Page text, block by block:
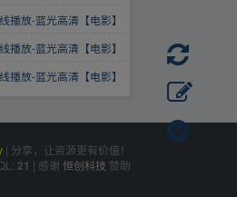
播放-蓝光高清【电影】
播放-蓝光高清【电影】
播放-蓝光高清【电影】
| 分享，让资源更有价值！
21 | 感谢 恒创科技 赞助